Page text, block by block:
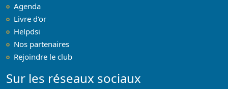
Agenda
Livre d'or
Helpdsi
Nos partenaires
Rejoindre le club
Sur les réseaux sociaux